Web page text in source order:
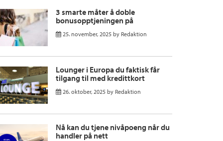
3 smarte måter å doble
bonusopptjeningen på
25. november, 2025 by Redaktion
Lounger i Europa du faktisk får
tilgang til med kredittkort
26. oktober, 2025 by Redaktion
Nå kan du tjene nivåpoeng når du
handler på nett